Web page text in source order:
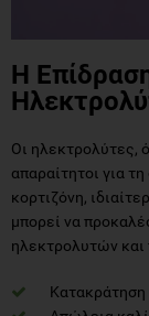
Η
Οι ηλεκτρολύτες,
απαραίτητοι για
κορτιζόνη,
μπορεί να
ηλεκτρολυτών και
Κατακράτηση